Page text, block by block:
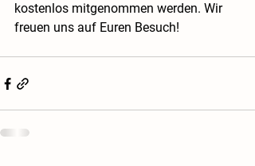
kostenlos mitgenommen werden. Wir
freuen uns auf Euren Besuch!